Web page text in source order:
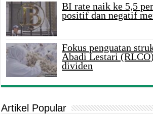
BI rate naik ke 5,5
positif dan negatif
Fokus penguatan
Abadi Lestari
dividen
Artikel Popular